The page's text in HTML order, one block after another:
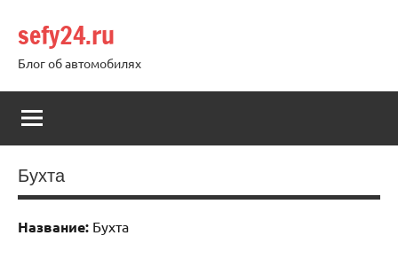
содержимому
sefy24.ru
Блог об автомобилях
Бухта
Название: Бухта